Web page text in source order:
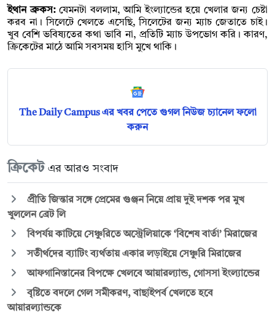
ইথান ব্রুকস:যেমনটা বললাম, আমি ইংল্যান্ডের হয়ে খেলার জন্য চেষ্টা
করব না। সিলেটে খেলতে এসেছি, সিলেটের জন্য ম্যাচ জেতাতে চাই।
খুব বেশি ভবিষ্যতের কথা ভাবি না, প্রতিটি ম্যাচ উপভোগ করি। কারণ,
ক্রিকেটের মাঠে আমি সবসময় হাসি মুখে থাকি।
The Daily Campus এর খবর পেতে গুগল নিউজ চ্যানেল ফলো
করুন
ক্রিকেট এর আরও সংবাদ
প্রীতি জিন্তার সঙ্গে প্রেমের গুঞ্জন নিয়ে প্রায় দুই দশক পর মুখ
খুললেন ব্রেট লি
বিপর্যয় কাটিয়ে সেঞ্চুরিতে অস্ট্রেলিয়াকে ‘বিশেষ বার্তা’ মিরাজের
সতীর্থদের ব্যাটিং ব্যর্থতায় একার লড়াইয়ে সেঞ্চুরি মিরাজের
আফগানিস্তানের বিপক্ষে খেলবে আয়ারল্যান্ড, গোসসা ইংল্যান্ডের
বৃষ্টিতে বদলে গেল সমীকরণ, বাছাইপর্ব খেলতে হবে
আয়ারল্যান্ডকে